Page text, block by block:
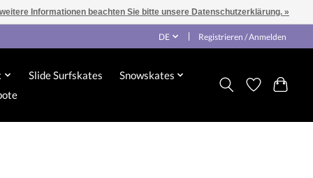
DE Registrieren / Anmelden
Slide Surfskates
Snowskates
Informationen beachten Sie bitte unsere Datenschutzerklärung. »